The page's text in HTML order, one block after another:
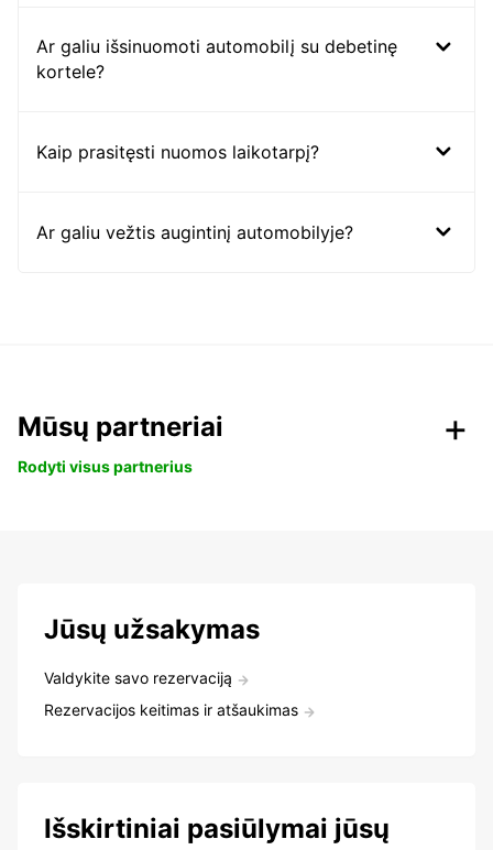
Ar galiu išsinuomoti automobilį su debetinę
kortele?
Kaip prasitęsti nuomos laikotarpį?
Ar galiu vežtis augintinį automobilyje?
Mūsų partneriai
Rodyti visus partnerius
Jūsų užsakymas
Valdykite savo rezervaciją
Rezervacijos keitimas ir atšaukimas
Išskirtiniai pasiūlymai jūsų